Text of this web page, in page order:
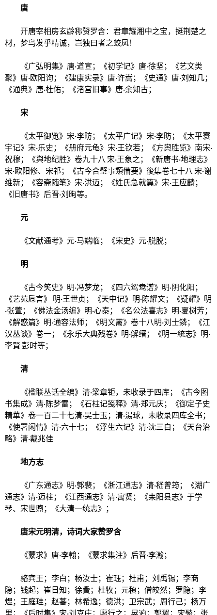
唐
开唐宰相房玄龄称赞罗含：君章耀湘中之宝，挺荆楚之
材，梦鸟发乎精诚，岂独曰者之蛟凤！
《广弘明集》唐·道宣；《初学记》唐·徐坚；《艺文类
聚》唐·欧阳询；《建康实录》唐·许嵩；《史通》唐·刘知几；
《通典》唐·杜佑；《渚宫旧事》唐·余知古；
宋
《太平御览》宋·李昉；《太平广记》宋·李昉；《太平寰
宇记》宋·乐史；《册府元龟》宋·王钦若；《方舆胜览》南宋·
祝穆；《舆地纪胜》卷九十八 宋·王象之；《新唐书·地理志》
宋·欧阳修、宋祁；《古今合璧事類備要》 後集卷七十八 宋·谢
维新；《容斋随笔》宋·洪迈；《姓氏急就篇》宋·王应麟；
《旧唐书》后晋·刘昫等。
元
《文献通考》元·马端临；《宋史》元·脱脱；
明
《古今笑史》明·冯梦龙；《四六鸳鸯谱》明·阴化阳；
《艺苑卮言》 明·王世贞 ；《天中记》明·陈耀文；《疑耀》明
·张萱；《佛法金汤编》明·心泰；《名公法喜志》明·夏树芳；
《解惑篇》明·通容法师；《明文霱》卷十八明·刘士鏻；《江
汉丛谈》巻一；《永乐大典残卷》明·解缙；《明一統志》明·
李賢 彭时等；
清
《楹联丛话全编》清·梁章钜，未收录于四库；《古今图
书集成》清·陈梦雷；《石柱记笺释》清·郑元庆；《御定子史
精華》 卷一百二十七清·吴士玉；清·湯球，未收录四库全书；
《使署闲情》清·六十七；《浮生六记》清·沈三白；《天台治
略》清·戴兆佳
地方志
《广东通志》明·郭裴；《浙江通志》清·嵇曾筠；《湖广
通志》清·迈柱；《江西通志》清·寓贤；《耒阳县志》于学
琴、宋世煦；《大清一统志》；
唐宋元明清， 诗词大家赞罗含
《蒙求》唐·李翰；《蒙求集注》后晋·李瀚；
骆宾王；李白；杨汝士；崔珏；杜甫；刘禹锡；李商
隐；钱起；崔日知；徐夤；杜牧；元稹；僧皎然；罗隐；李
煜；王庭珪；赵蕃；林希逸； 德洪；卫宗武；周行己；杨万
里；《后时集》宋·刘克庄；廖行之；晃逈；郭翼；宋褧；张